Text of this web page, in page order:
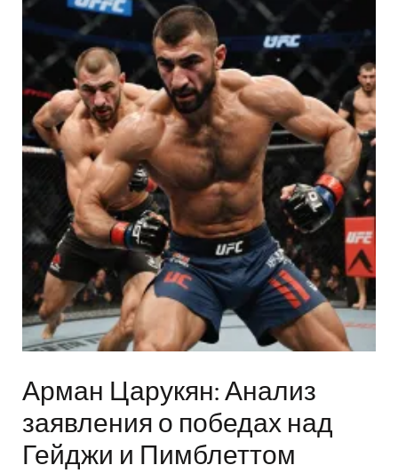
Арман Царукян: Анализ
заявления о победах над
Гейджи и Пимблеттом